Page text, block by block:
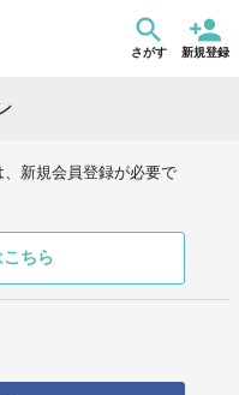
さがす 新規登録
新規会員登録が必要で
ちら